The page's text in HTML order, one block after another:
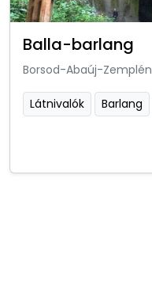
Balla-barlang
Borsod-Abaúj-Zemplén
Látnivalók Barlang